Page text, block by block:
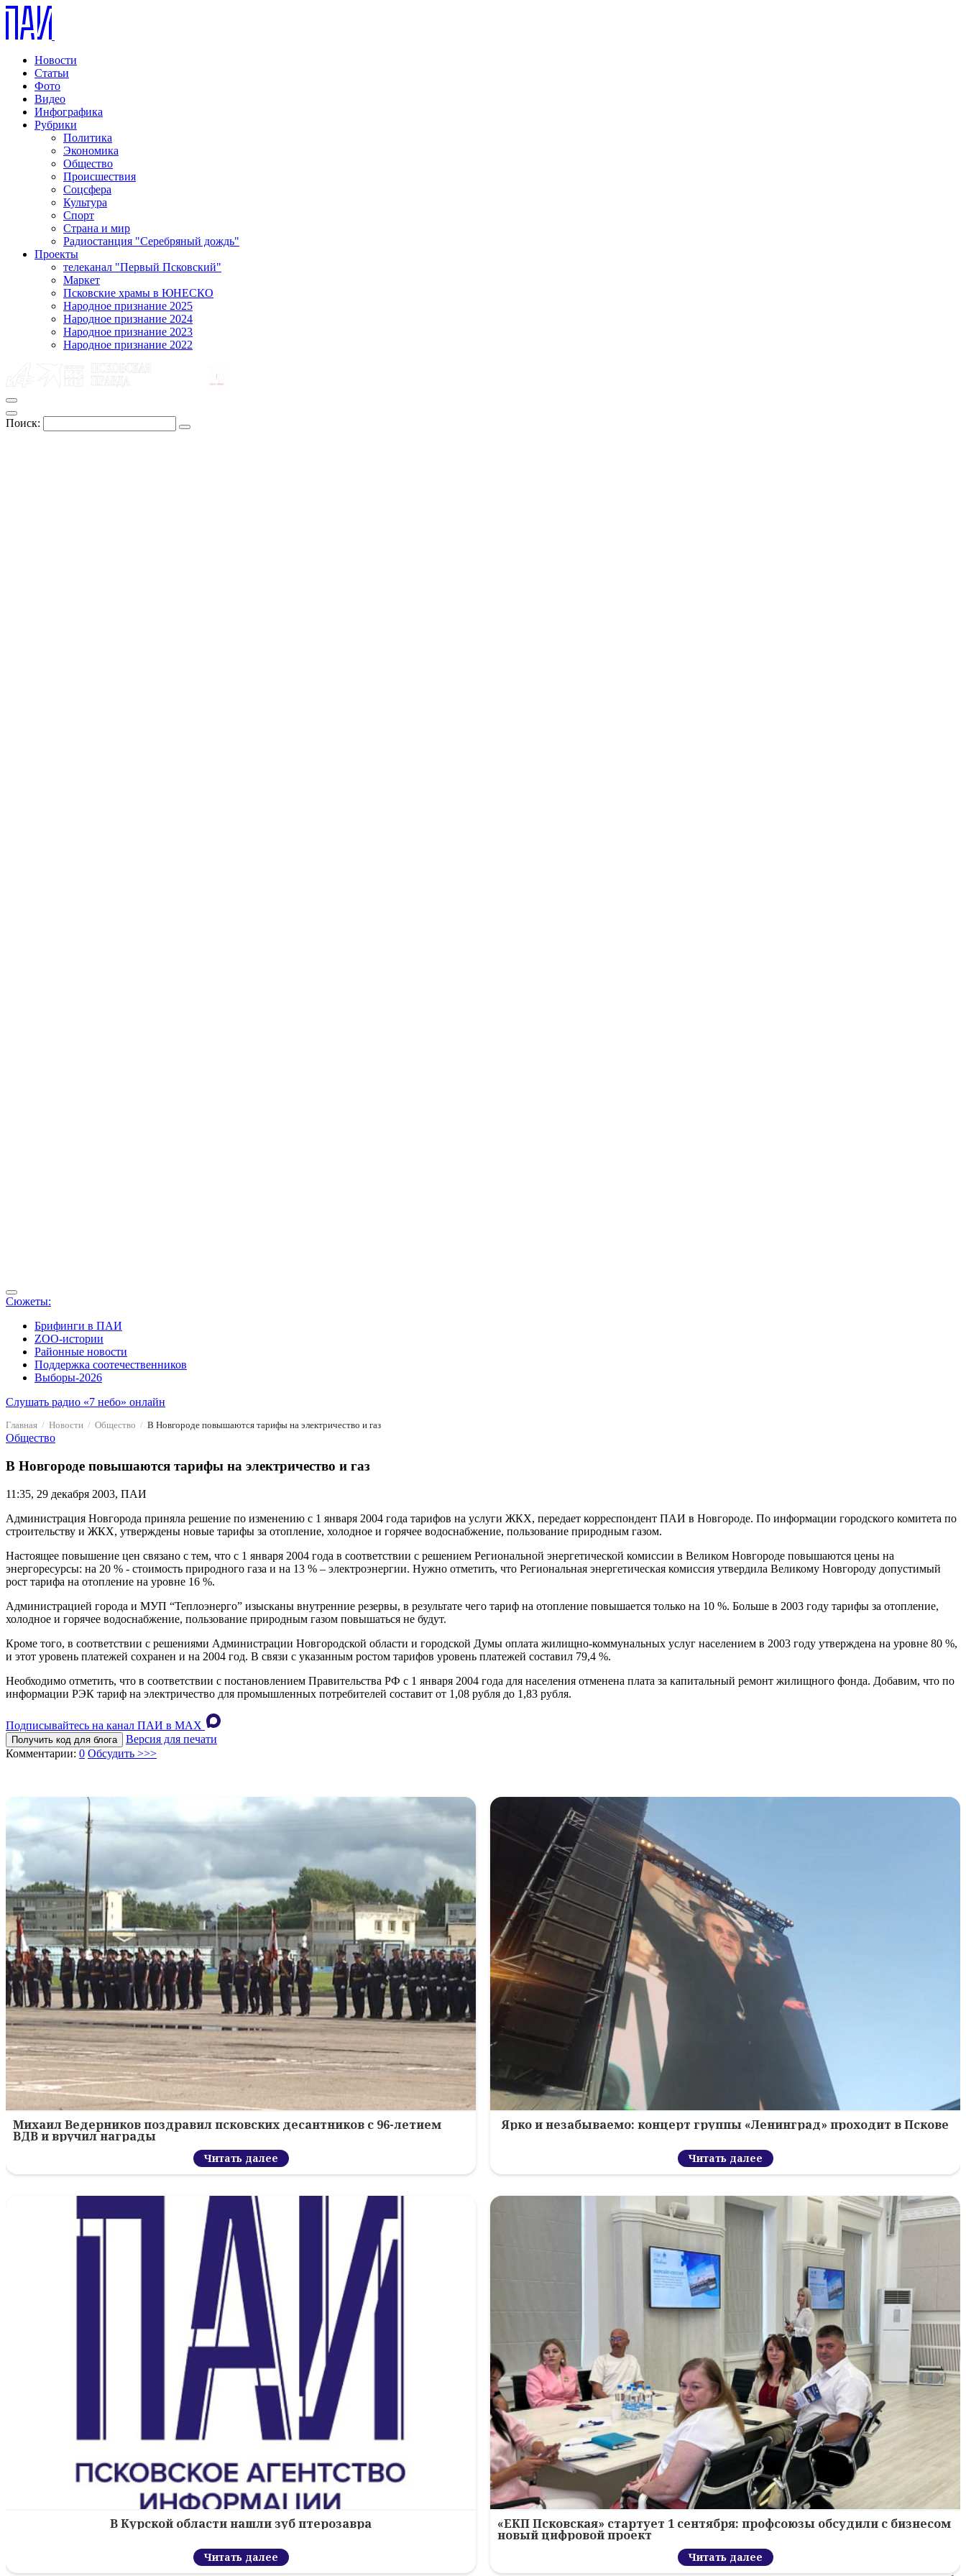
Новости
Статьи
Фото
Видео
Инфографика
Рубрики
Политика
Экономика
Общество
Происшествия
Соцсфера
Культура
Спорт
Страна и мир
Радиостанция "Серебряный дождь"
Проекты
телеканал "Первый Псковский"
Маркет
Псковские храмы в ЮНЕСКО
Народное признание 2025
Народное признание 2024
Народное признание 2023
Народное признание 2022
Поиск:
Сюжеты:
Брифинги в ПАИ
ZOO-истории
Районные новости
Поддержка соотечественников
Выборы-2026
Слушать радио «7 небо» онлайн
Главная Новости Общество В Новгороде повышаются тарифы на электричество и газ
Общество
В Новгороде повышаются тарифы на электричество и газ
11:35, 29 декабря 2003, ПАИ
Администрация Новгорода приняла решение по изменению с 1 января 2004 года тарифов на услуги ЖКХ, передает корреспондент ПАИ в Новгороде. По информации городского комитета по
строительству и ЖКХ, утверждены новые тарифы за отопление, холодное и горячее водоснабжение, пользование природным газом.
Настоящее повышение цен связано с тем, что с 1 января 2004 года в соответствии с решением Региональной энергетической комиссии в Великом Новгороде повышаются цены на
энергоресурсы: на 20 % - стоимость природного газа и на 13 % – электроэнергии. Нужно отметить, что Региональная энергетическая комиссия утвердила Великому Новгороду допустимый
рост тарифа на отопление на уровне 16 %.
Администрацией города и МУП “Теплоэнерго” изысканы внутренние резервы, в результате чего тариф на отопление повышается только на 10 %. Больше в 2003 году тарифы за отопление,
холодное и горячее водоснабжение, пользование природным газом повышаться не будут.
Кроме того, в соответствии с решениями Администрации Новгородской области и городской Думы оплата жилищно-коммунальных услуг населением в 2003 году утверждена на уровне 80 %,
и этот уровень платежей сохранен и на 2004 год. В связи с указанным ростом тарифов уровень платежей составил 79,4 %.
Необходимо отметить, что в соответствии с постановлением Правительства РФ с 1 января 2004 года для населения отменена плата за капитальный ремонт жилищного фонда. Добавим, что по
информации РЭК тариф на электричество для промышленных потребителей составит от 1,08 рубля до 1,83 рубля.
Подписывайтесь на канал ПАИ в MAХ
Получить код для блога
Версия для печати
Комментарии: 0 Обсудить >>>
Михаил Ведерников поздравил псковских десантников с 96-летием
ВДВ и вручил награды
Читать далее
Ярко и незабываемо: концерт группы «Ленинград» проходит в Пскове
Читать далее
В Курской области нашли зуб птерозавра
Читать далее
«ЕКП Псковская» стартует 1 сентября: профсоюзы обсудили с бизнесом
новый цифровой проект
Читать далее